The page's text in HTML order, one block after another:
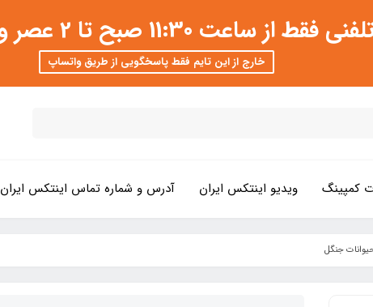
2 عصر و 3 تا 8 شب امکان پذیر است
خارج از این تایم فقط پاسخگویی از طریق واتساپ
کمپینگ ویدیو اینتکس ایران آدرس و شماره تماس اینتکس ایران
جنگل